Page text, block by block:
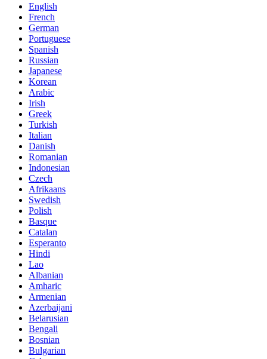
English
French
German
Portuguese
Spanish
Russian
Japanese
Korean
Arabic
Irish
Greek
Turkish
Italian
Danish
Romanian
Indonesian
Czech
Afrikaans
Swedish
Polish
Basque
Catalan
Esperanto
Hindi
Lao
Albanian
Amharic
Armenian
Azerbaijani
Belarusian
Bengali
Bosnian
Bulgarian